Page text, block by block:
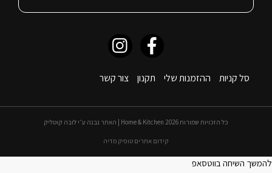
סל קניות ההזמנות שלי תקנון צור קשר
כל הזכויות שמורות 2026 Home & Kitchen | האתר נבנה ע״י לובה קוטליק
קידום אתרים טופיק מדיה
להמשך השיחה בווטסאפ